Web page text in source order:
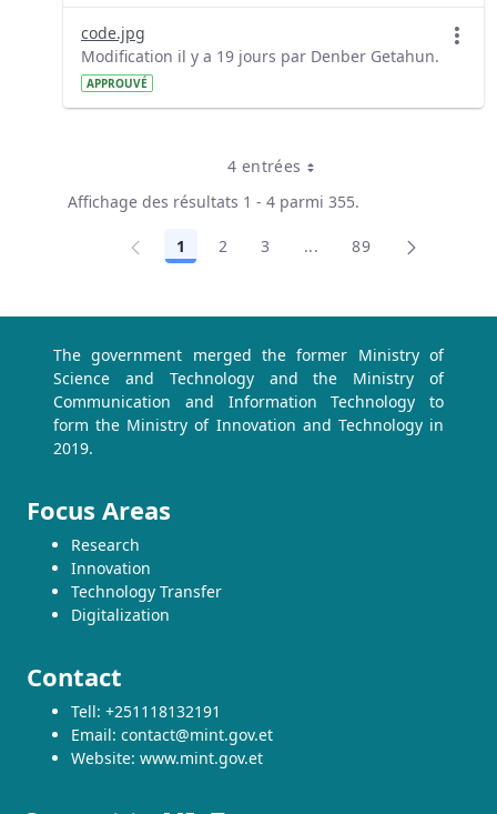
code.jpg
Modification il y a 19 jours par Denber Getahun.
APPROUVÉ
4 entréesPar page
Affichage des résultats 1 - 4 parmi 355.
Page
1 Page
2 Page
3 ...Pages intermédiaires
Page
89
The government merged the former Ministry of
Science and Technology and the Ministry of
Communication and Information Technology to
form the Ministry of Innovation and Technology in
2019.
Focus Areas
Research
Innovation
Technology Transfer
Digitalization
Contact
Tell: +251118132191
Email: contact@mint.gov.et
Website: www.mint.gov.et